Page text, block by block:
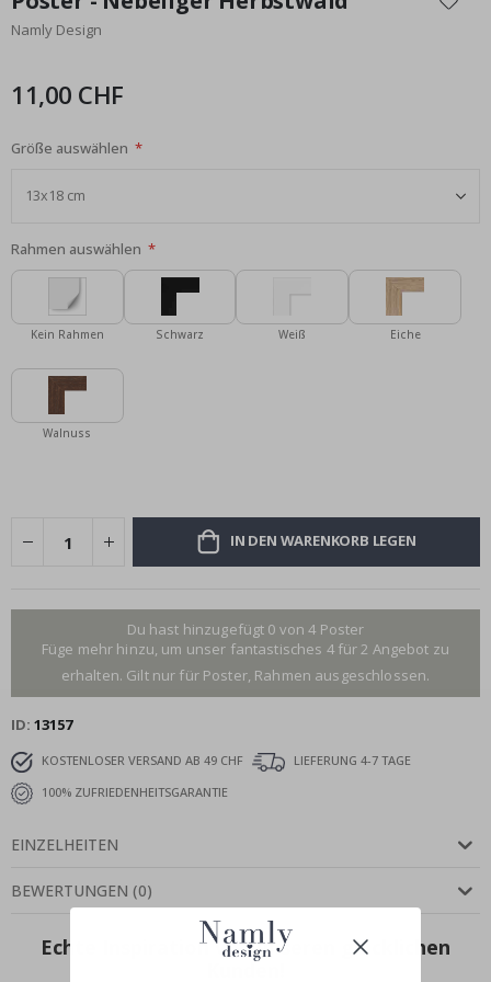
der
Bildgalerie
Namly Design
11,00 CHF
Größe auswählen
Rahmen auswählen
Kein Rahmen Schwarz Weiß Eiche
Walnuss
IN DEN WARENKORB LEGEN
Du hast hinzugefügt 0 von 4 Poster
Füge mehr hinzu, um unser fantastisches 4 für 2 Angebot zu
erhalten. Gilt nur für Poster, Rahmen ausgeschlossen.
ID 13157
KOSTENLOSER VERSAND AB 49 CHF
LIEFERUNG 4-7 TAGE
100% ZUFRIEDENHEITSGARANTIE
EINZELHEITEN
BEWERTUNGEN (0)
Echte Inspiration von unseren glücklichen
Kunden!